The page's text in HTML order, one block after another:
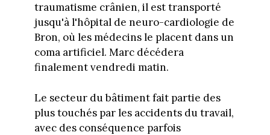
traumatisme crânien, il est transporté
jusqu'à l'hôpital de neuro-cardiologie de
Bron, où les médecins le placent dans un
coma artificiel. Marc décédera
finalement vendredi matin.
Le secteur du bâtiment fait partie des
plus touchés par les accidents du travail,
avec des conséquence parfois